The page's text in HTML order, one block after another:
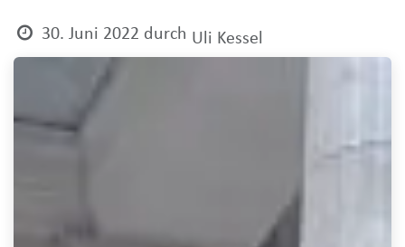
30. Juni 2022 durch Uli Kessel